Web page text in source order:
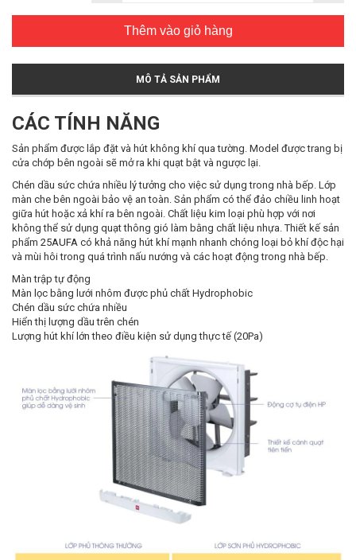
Thêm vào giỏ hàng
MÔ TẢ SẢN PHẨM
CÁC TÍNH NĂNG
Sản phẩm được lắp đặt và hút không khí qua tường. Model được trang bị
cửa chớp bên ngoài sẽ mở ra khi quạt bật và ngược lại.
Chén dầu sức chứa nhiều lý tưởng cho việc sử dụng trong nhà bếp. Lớp
màn che bên ngoài bảo vệ an toàn. Sản phẩm có thể đảo chiều linh hoạt
giữa hút hoặc xả khí ra bên ngoài. Chất liệu kim loại phù hợp với nơi
không thể sử dụng quạt thông gió làm bằng chất liệu nhựa. Thiết kế sản
phẩm 25AUFA có khả năng hút khí mạnh nhanh chóng loại bỏ khí độc hại
và mùi hôi trong quá trình nấu nướng và các hoạt động trong nhà bếp.
Màn trập tự động
Màn lọc bằng lưới nhôm được phủ chất Hydrophobic
Chén dầu sức chứa nhiều
Hiển thị lượng dầu trên chén
Lượng hút khí lớn theo điều kiện sử dụng thực tế (20Pa)